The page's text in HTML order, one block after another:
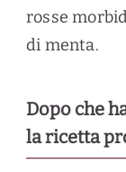
rosse
di menta.
Dopo che
la ricetta